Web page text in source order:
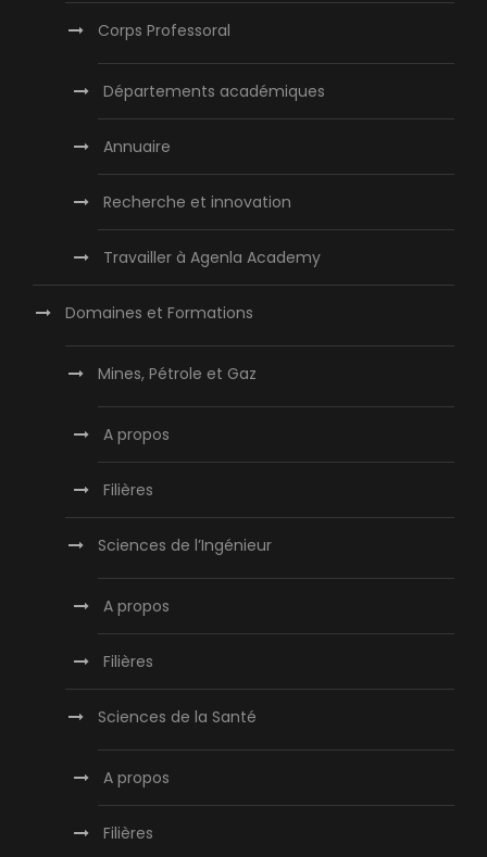
Corps Professoral
Départements académiques
Annuaire
Recherche et innovation
Travailler à Agenla Academy
Domaines et Formations
Mines, Pétrole et Gaz
A propos
Filières
Sciences de l’Ingénieur
A propos
Filières
Sciences de la Santé
A propos
Filières